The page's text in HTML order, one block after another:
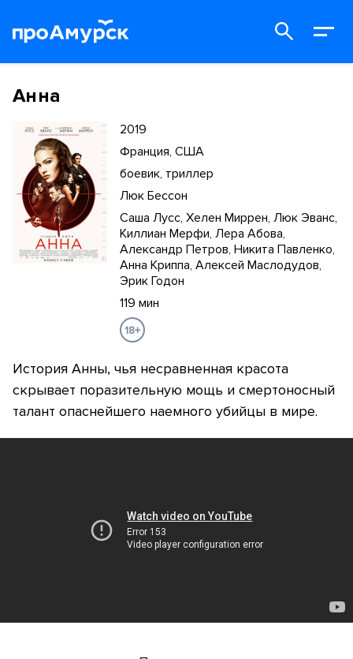
Анна
2019
Франция, США
боевик, триллер
Люк Бессон
Саша Лусс, Хелен Миррен, Люк Эванс,
Киллиан Мерфи, Лера Абова,
Александр Петров, Никита Павленко,
Анна Криппа, Алексей Маслодудов,
Эрик Годон
119 мин
18+
История Анны, чья несравненная красота
скрывает поразительную мощь и смертоносный
талант опаснейшего наемного убийцы в мире.